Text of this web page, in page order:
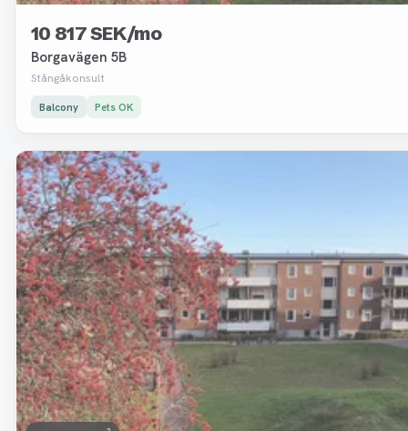
10 817 SEK/mo
Borgavägen 5B
Stångåkonsult
Balcony Pets OK
Removed